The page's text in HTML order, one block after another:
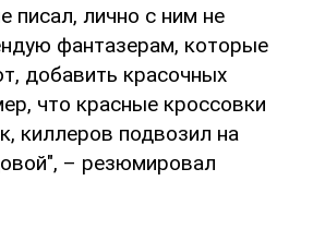
писал, лично с ним не
фантазерам, которые
добавить красочных
что красные кроссовки
киллеров подвозил на
– резюмировал